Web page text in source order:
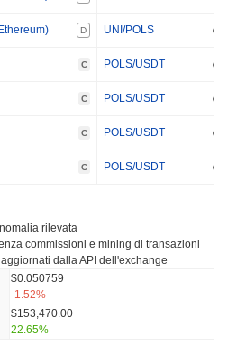
D UNI/POLS
C POLS/USDT
C POLS/USDT
C POLS/USDT
C POLS/USDT
rilevata
commissioni e mining di transazioni
dalla API dell'exchange
$0.050759
-1.52%
$153,470.00
22.65%